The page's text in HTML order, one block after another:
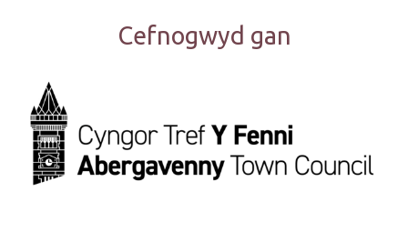
Cefnogwyd gan